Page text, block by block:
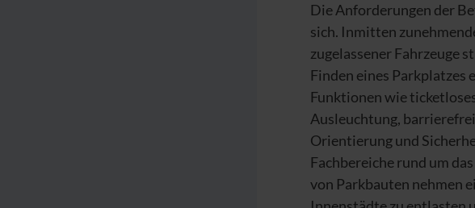
Die Anforderungen der
sich. Inmitten
zugelassener Fahrzeuge
Finden eines
Funktionen wie
Ausleuchtung,
Orientierung und
Fachbereiche rund um
von Parkbauten nehmen